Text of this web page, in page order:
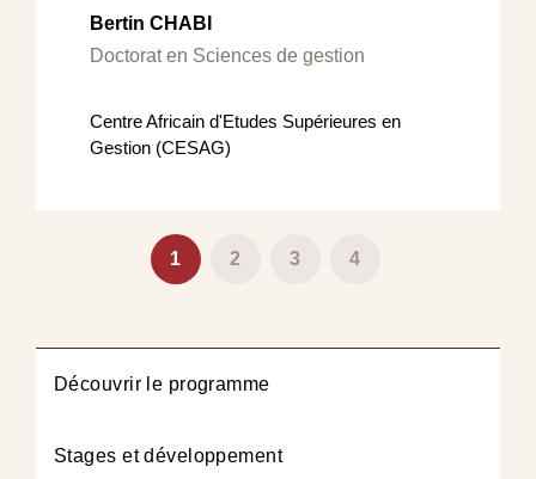
Bertin CHABI
Doctorat en Sciences de gestion
Centre Africain d'Etudes Supérieures en
Gestion (CESAG)
Page
1 Page
2 Page
3 Page
4
Découvrir le programme
Stages et développement